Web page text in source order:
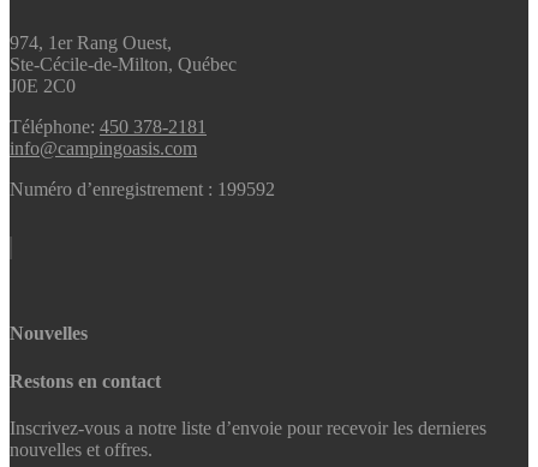
974, 1er Rang Ouest,
Ste-Cécile-de-Milton, Québec
J0E 2C0
Téléphone: 450 378-2181
info@campingoasis.com
Numéro d’enregistrement : 199592
Nouvelles
Restons en contact
Inscrivez-vous a notre liste d’envoie pour recevoir les dernieres
nouvelles et offres.